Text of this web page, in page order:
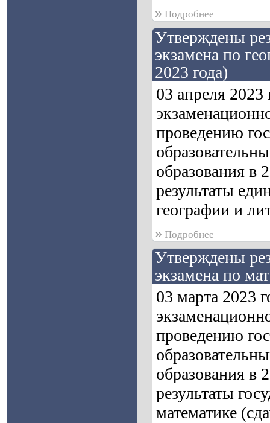
»Подробнее
Утверждены
экзамена по
2023 года)
03 апреля 2023
проведению
образования в
результаты
географии и
»Подробнее
Утверждены
экзамена по
03 марта 2023
проведению
образования в
результаты
математике